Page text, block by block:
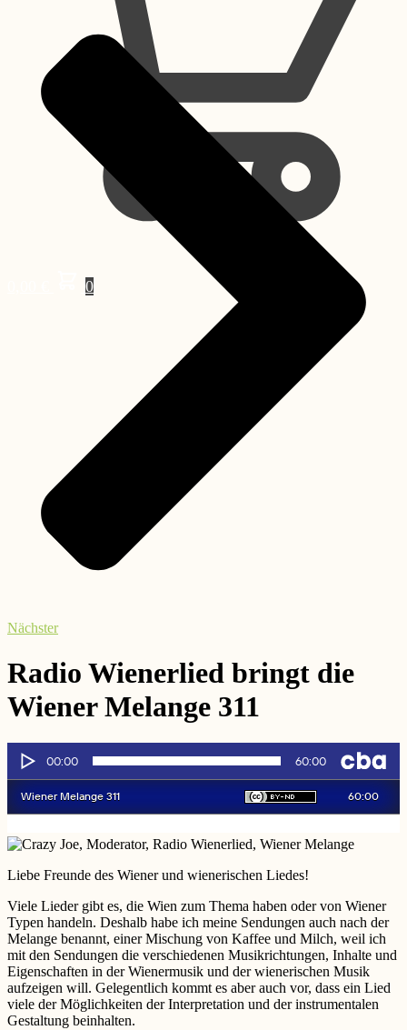
0
Nächster
Radio Wienerlied bringt die
Wiener Melange 311
Liebe Freunde des Wiener und wienerischen Liedes!
Viele Lieder gibt es, die Wien zum Thema haben oder von Wiener
Typen handeln. Deshalb habe ich meine Sendungen auch nach der
Melange benannt, einer Mischung von Kaffee und Milch, weil ich
mit den Sendungen die verschiedenen Musikrichtungen, Inhalte und
Eigenschaften in der Wienermusik und der wienerischen Musik
aufzeigen will. Gelegentlich kommt es aber auch vor, dass ein Lied
viele der Möglichkeiten der Interpretation und der instrumentalen
Gestaltung beinhalten.